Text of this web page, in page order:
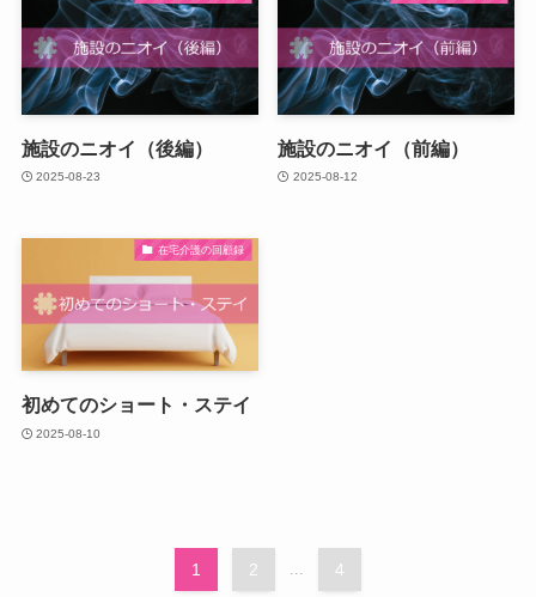
施設のニオイ（後編）
2025-08-23
施設のニオイ（前編）
2025-08-12
在宅介護の回顧録
初めてのショート・ステイ
2025-08-10
1 2 4